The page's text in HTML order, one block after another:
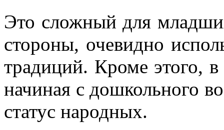
Это сложный для
стороны, очевидно
традиций. Кроме этого, в
начиная с дошкольного
статус народных.